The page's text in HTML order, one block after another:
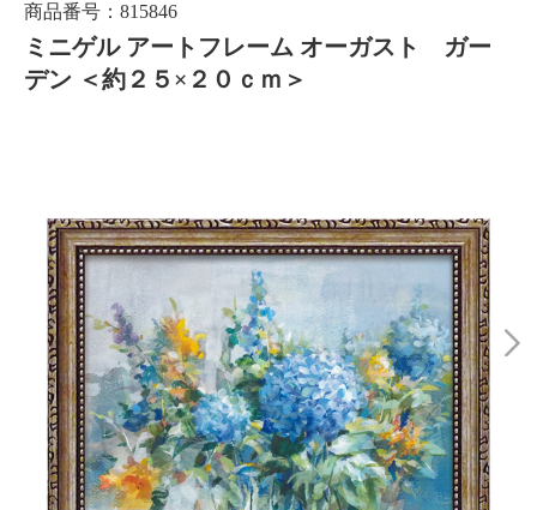
商品番号：815846
ミニゲル アートフレーム オーガスト ガー
デン ＜約２５×２０ｃｍ＞